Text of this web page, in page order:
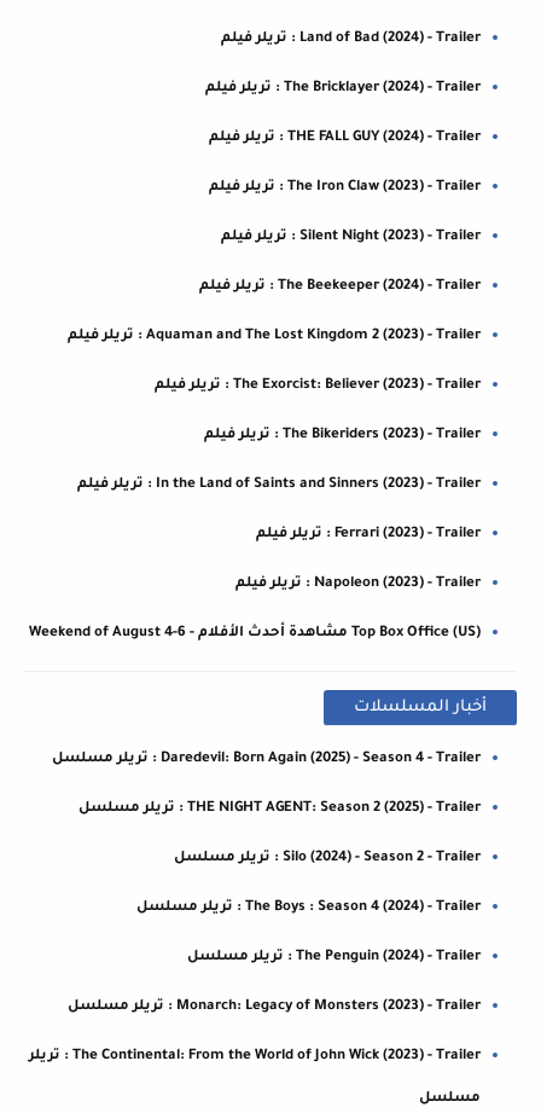
Land of Bad (2024) - Trailer : تريلر فيلم
The Bricklayer (2024) - Trailer : تريلر فيلم
THE FALL GUY (2024) - Trailer : تريلر فيلم
The Iron Claw (2023) - Trailer : تريلر فيلم
Silent Night (2023) - Trailer : تريلر فيلم
The Beekeeper (2024) - Trailer : تريلر فيلم
Aquaman and The Lost Kingdom 2 (2023) - Trailer : تريلر فيلم
The Exorcist: Believer (2023) - Trailer : تريلر فيلم
The Bikeriders (2023) - Trailer : تريلر فيلم
In the Land of Saints and Sinners (2023) - Trailer : تريلر فيلم
Ferrari (2023) - Trailer : تريلر فيلم
Napoleon (2023) - Trailer : تريلر فيلم
Top Box Office (US) مشاهدة أحدث الأفلام - Weekend of August 4-6
أخبار المسلسلات
Daredevil: Born Again (2025) - Season 4 - Trailer : تريلر مسلسل
THE NIGHT AGENT: Season 2 (2025) - Trailer : تريلر مسلسل
Silo (2024) - Season 2 - Trailer : تريلر مسلسل
The Boys : Season 4 (2024) - Trailer : تريلر مسلسل
The Penguin (2024) - Trailer : تريلر مسلسل
Monarch: Legacy of Monsters (2023) - Trailer : تريلر مسلسل
The Continental: From the World of John Wick (2023) - Trailer : تريلر
مسلسل